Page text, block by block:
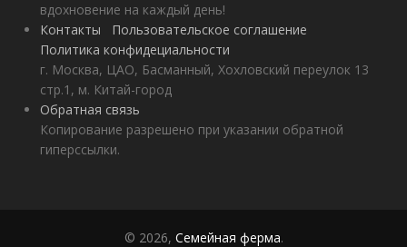
вдохновение на каждый день!
Контакты
Пользовательское соглашение
Политика конфидециальности
г. Москва, ЦАО, Басманный, Хохловский переулок 13
стр.1, м. Китай-город
Обратная связь
Копирование разрешено при указании обратной
гиперссылки.
© 2026, Семейная ферма.